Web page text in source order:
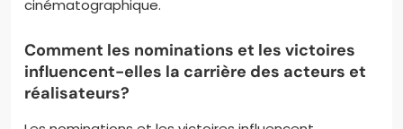
productions. Les Golden Globes, organisés par la
également les films dramatiques et leurs acteurs.
Les BAFTA, remis par la British Academy of Film and
Television Arts, célèbrent le cinéma britannique et